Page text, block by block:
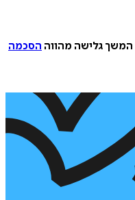
המשך גלישה מהווה הסכמה